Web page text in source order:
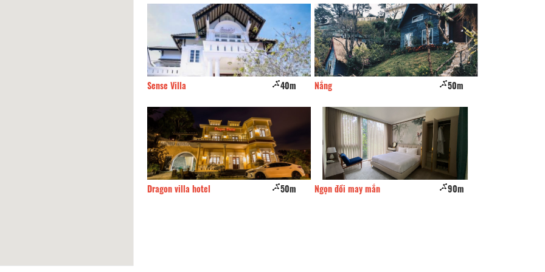
Nắng 50m
Ngọn đồi may mắn 90m
Hoa Ngũ Sắc 120m
The Hobbit Bungalow 160m